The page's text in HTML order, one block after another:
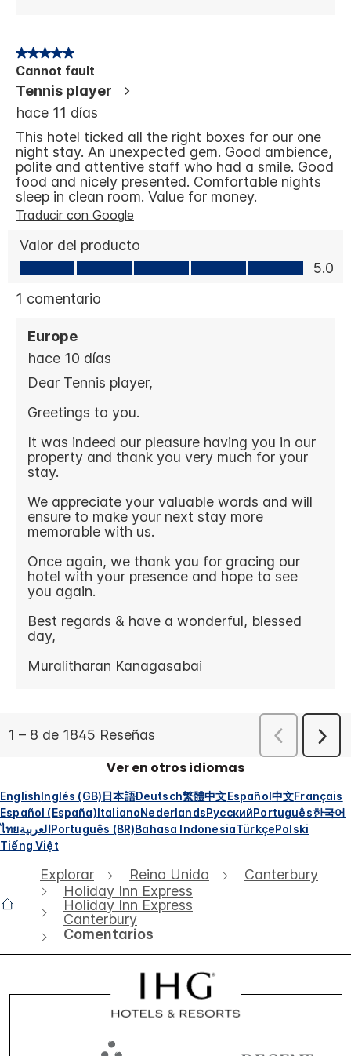
Ver en otros idiomas
EnglishInglés (GB)日本語Deutsch繁體中文Español中文Français
Español (España)ItalianoNederlandsРусскийPortuguês한국어
ไทยالعربيةPortuguês (BR)Bahasa IndonesiaTürkçePolski
Tiếng Việt
Explorar Reino Unido
Canterbury
Holiday Inn Express
Holiday Inn Express
Canterbury
Comentarios